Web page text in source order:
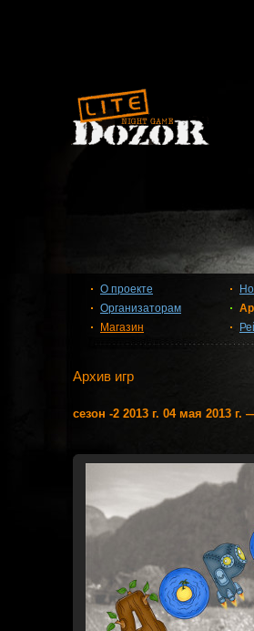
О проекте
Организаторам
Магазин
Архив игр
сезон -2 2013 г. 04 мая 2013